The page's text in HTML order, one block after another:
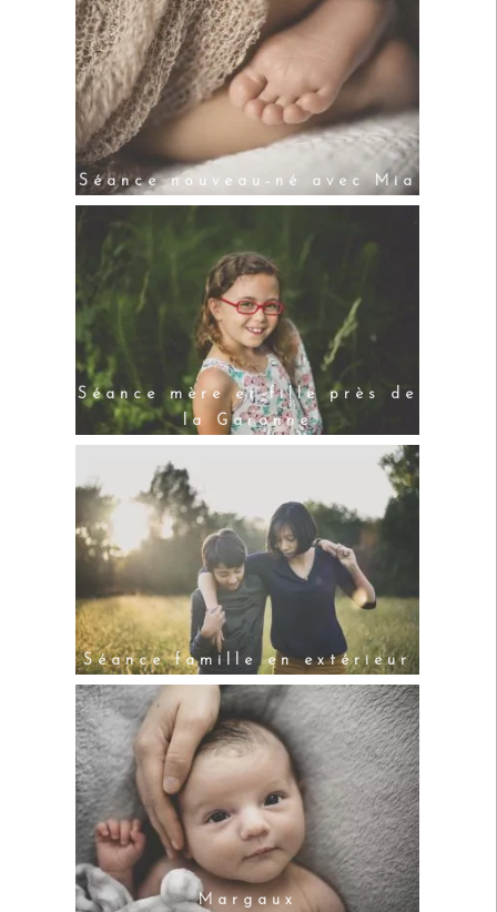
Séance nouveau-né avec Mia
Séance mère et fille près de
la Garonne
Séance famille en extérieur
Margaux